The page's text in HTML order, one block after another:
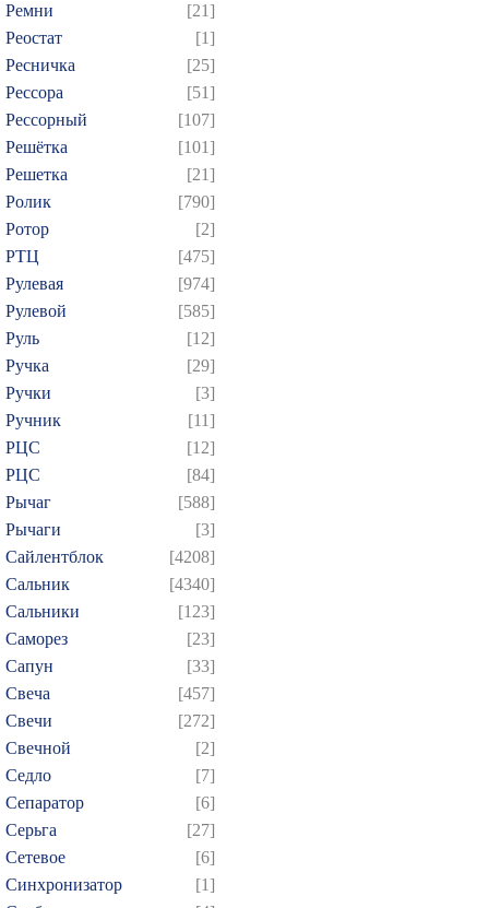
Ремни
[21]
Реостат
[1]
Ресничка
[25]
Рессора
[51]
Рессорный
[107]
Решётка
[101]
Решетка
[21]
Ролик
[790]
Ротор
[2]
РТЦ
[475]
Рулевая
[974]
Рулевой
[585]
Руль
[12]
Ручка
[29]
Ручки
[3]
Ручник
[11]
РЦC
[12]
РЦС
[84]
Рычаг
[588]
Рычаги
[3]
Сайлентблок
[4208]
Сальник
[4340]
Сальники
[123]
Саморез
[23]
Сапун
[33]
Свеча
[457]
Свечи
[272]
Свечной
[2]
Седло
[7]
Сепаратор
[6]
Серьга
[27]
Сетевое
[6]
Синхронизатор
[1]